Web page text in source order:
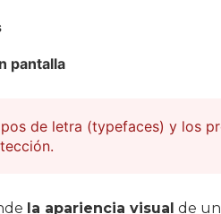
pantalla
de letra (typefaces) y los
la apariencia visual de